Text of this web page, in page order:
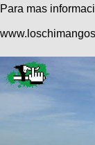
Para mas